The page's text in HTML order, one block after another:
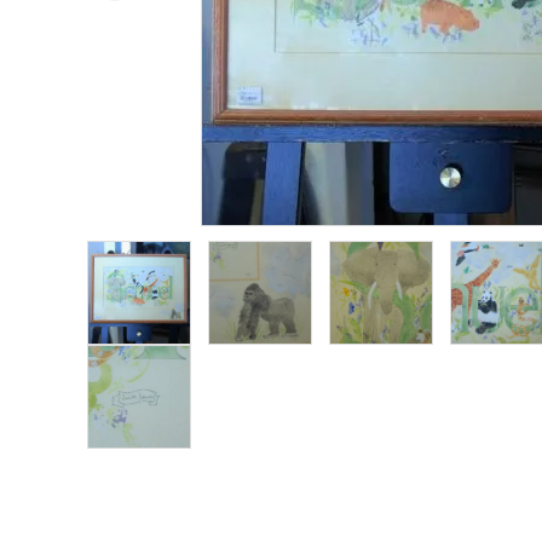
プライバシーポリシー
特定商取引法について
お問い合わせ